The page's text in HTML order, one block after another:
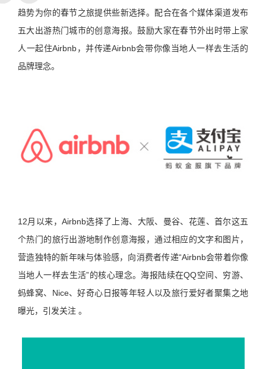
趋势为你的春节之旅提供些新选择。配合在各个媒体渠道发布
五大出游热门城市的创意海报。鼓励大家在春节外出时带上家
人一起住Airbnb，并传递Airbnb会带你像当地人一样去生活的
品牌理念。
12月以来，Airbnb选择了上海、大阪、曼谷、花莲、首尔这五
个热门的旅行出游地制作创意海报，通过相应的文字和图片，
营造独特的新年味与体验感，向消费者传递“Airbnb会带着你像
当地人一样去生活”的核心理念。海报陆续在QQ空间、穷游、
蚂蜂窝、Nice、好奇心日报等年轻人以及旅行爱好者聚集之地
曝光，引发关注 。